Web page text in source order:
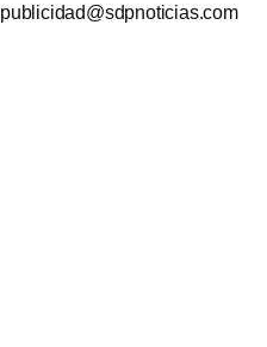
publicidad@sdpnoticias.com